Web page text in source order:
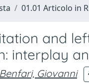
01.01 Articolo in
and
interplay
Benfari, Giovanni